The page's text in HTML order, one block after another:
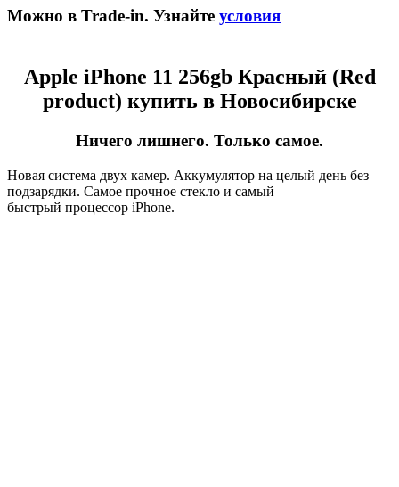
Можно в Trade-in. Узнайте условия
Apple iPhone 11 256gb Красный (Red
product) купить в Новосибирске
Ничего лишнего. Только самое.
Новая система двух камер. Аккумулятор на целый день без
подзарядки. Самое прочное стекло и самый
быстрый процессор iPhone.